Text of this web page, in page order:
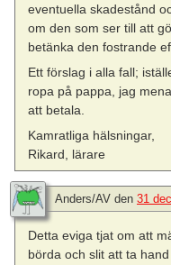
eventuella skadestånd
om den som ser till att
betänka den fostrande
Ett förslag i alla fall;
ropa på pappa, jag
att betala.
Kamratliga hälsningar,
Rikard, lärare
Anders/AV den 31
Detta eviga tjat om att
börda och slit att ta